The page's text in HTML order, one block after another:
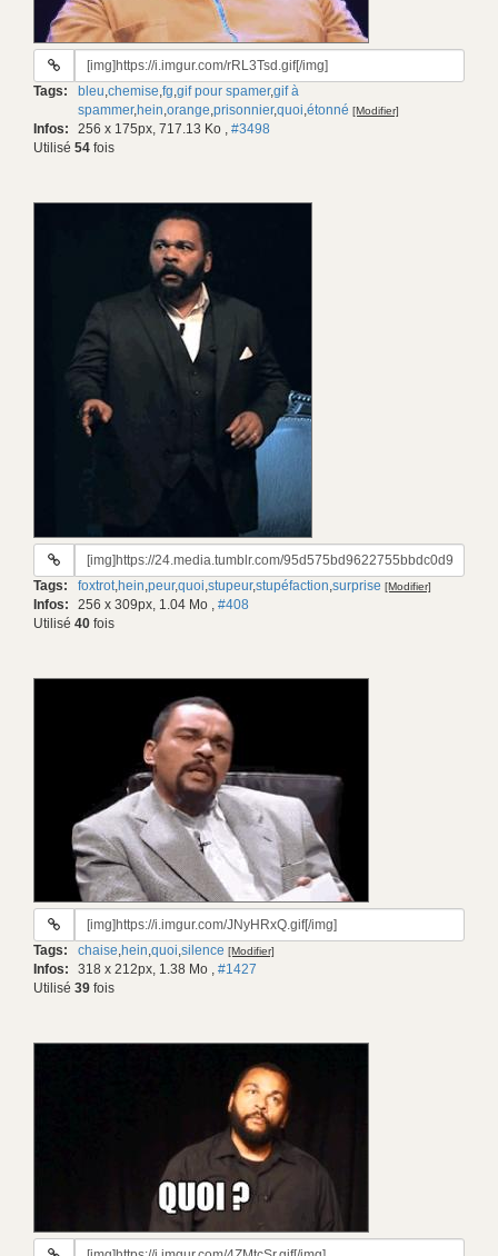
URL
gif:
Tags: bleu,chemise,fg,gif pour spamer,gif à
spammer,hein,orange,prisonnier,quoi,étonné [Modifier]
Infos: 256 x 175px, 717.13 Ko , #3498
Utilisé 54 fois
URL
gif:
Tags: foxtrot,hein,peur,quoi,stupeur,stupéfaction,surprise [Modifier]
Infos: 256 x 309px, 1.04 Mo , #408
Utilisé 40 fois
URL
gif:
Tags: chaise,hein,quoi,silence [Modifier]
Infos: 318 x 212px, 1.38 Mo , #1427
Utilisé 39 fois
URL